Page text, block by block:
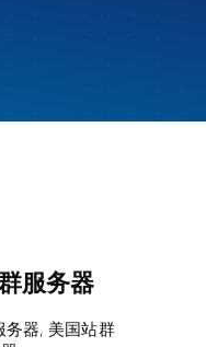
服务器
务器, 美国站群